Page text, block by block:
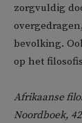
zorgvuldig
bevolking.
op het
Afrikaanse
Noordboek,